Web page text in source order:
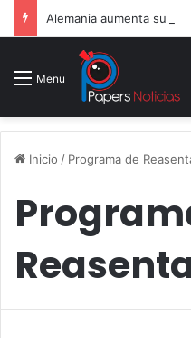
Menu
Inicio / Programa de